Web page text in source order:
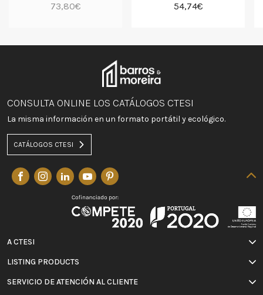
73,80€ 54,74€
CONSULTA ONLINE LOS CATÁLOGOS CTESI
La misma información en un formato portátil y ecológico.
CATÁLOGOS CTESI
A CTESI
LISTING PRODUCTS
SERVICIO DE ATENCIÓN AL CLIENTE